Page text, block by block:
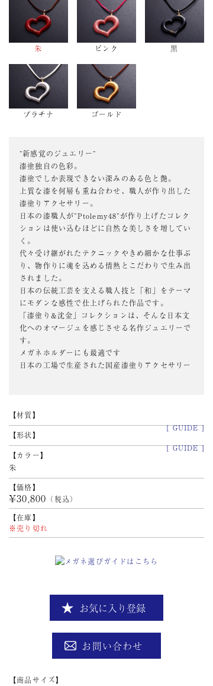
朱 ピンク 黒
プラチナ ゴールド
”新感覚のジュエリー”
漆塗独自の色彩。
漆塗でしか表現できない深みのある色と艶。
上質な漆を何層も重ね合わせ、職人が作り出した
漆塗りアクセサリー。
日本の漆職人が”Ptolemy48”が作り上げたコレク
ションは使い込むほどに自然な美しさを増してい
く。
代々受け継がれたテクニックやきめ細かな仕事ぶ
り、物作りに魂を込める情熱とこだわりで生み出
されました。
日本の伝統工芸を支える職人技と「和」をテーマ
にモダンな感性で仕上げられた作品です。
「漆塗り&沈金」コレクションは、そんな日本文
化へのオマージュを感じさせる名作ジュエリーで
す。
メガネホルダーにも最適です
日本の工場で生産された国産漆塗りアクセサリー
材質
[ GUIDE ]
形状
[ GUIDE ]
カラー
朱
価格
¥30,800 （税込）
在庫
※売り切れ
お気に入り登録
お問い合わせ
商品サイズ